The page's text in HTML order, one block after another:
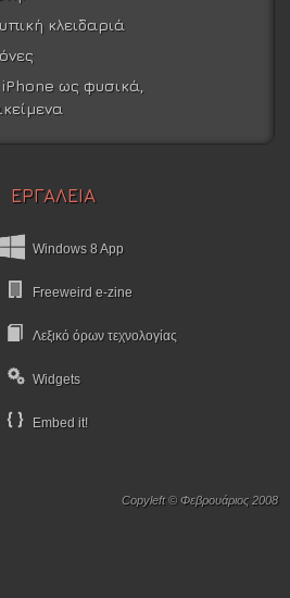
κλειδαριά
iPhone ως φυσικά,
ΕΡΓΑΛΕΙΑ
Windows 8 App
Freeweird e-zine
Λεξικό όρων τεχνολογίας
Widgets
Embed it!
Copyleft © Φεβρουάριος 2008